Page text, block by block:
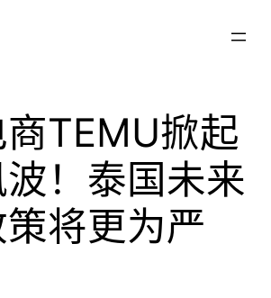
TEMU掀起
！泰国未来
将更为严